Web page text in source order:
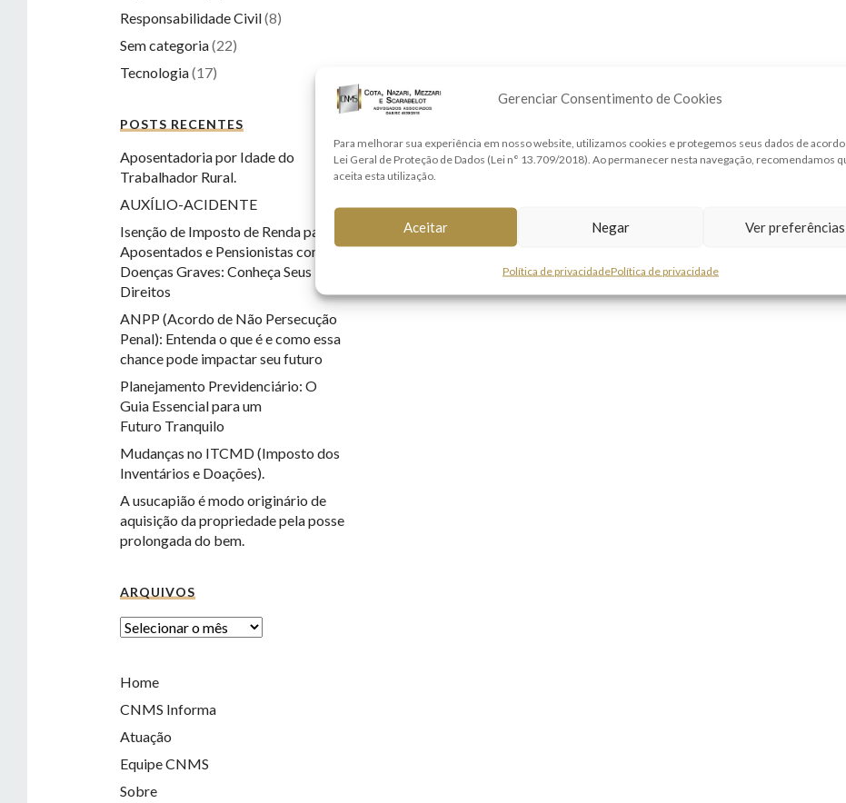
Gerenciar Consentimento de Cookies
Para melhorar sua experiência em nosso website, utilizamos cookies e protegemos seus dados de acordo
Lei Geral de Proteção de Dados (Lei n° 13.709/2018). Ao permanecer nesta navegação, recomendamos
aceita esta utilização.
Aceitar Negar Ver preferências
Política de privacidadePolítica de privacidade
Responsabilidade Civil(8)
Sem categoria(22)
Tecnologia(17)
POSTS RECENTES
Aposentadoria por Idade do
Trabalhador Rural.
AUXÍLIO-ACIDENTE
Isenção de Imposto de Renda para
Aposentados e Pensionistas com
Doenças Graves: Conheça Seus
Direitos
ANPP (Acordo de Não Persecução
Penal): Entenda o que é e como essa
chance pode impactar seu futuro
Planejamento Previdenciário: O
Guia Essencial para um
Futuro Tranquilo
Mudanças no ITCMD (Imposto dos
Inventários e Doações).
A usucapião é modo originário de
aquisição da propriedade pela posse
prolongada do bem.
ARQUIVOS
Home
CNMS Informa
Atuação
Equipe CNMS
Sobre